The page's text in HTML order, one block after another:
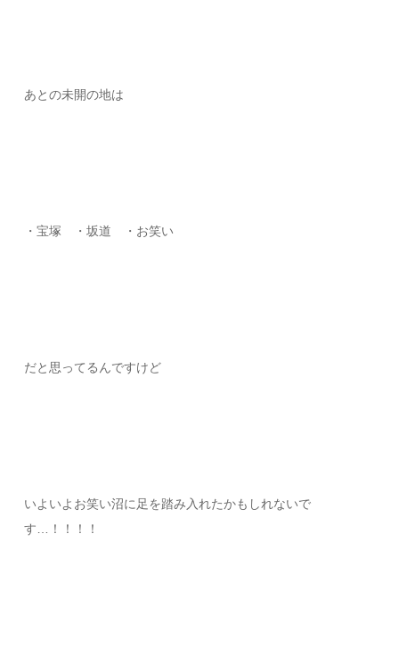
あとの未開の地は
・宝塚 ・坂道 ・お笑い
だと思ってるんですけど
いよいよお笑い沼に足を踏み入れたかもしれないで
す…！！！！